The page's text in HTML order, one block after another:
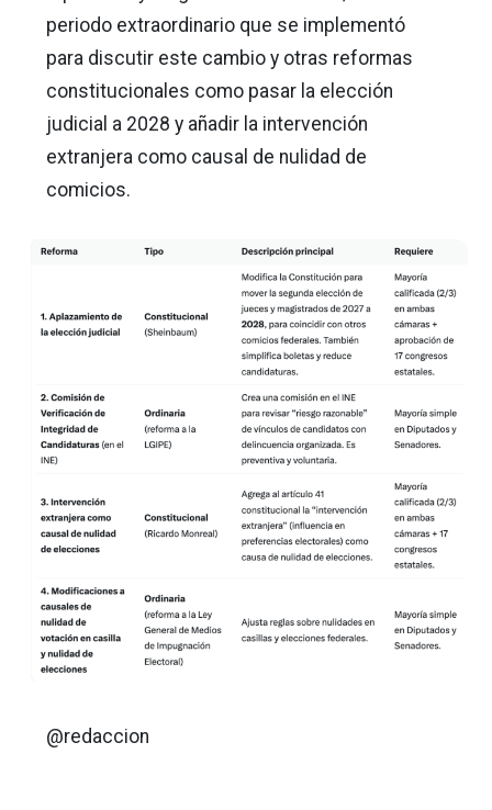
periodo extraordinario que se implementó
para discutir este cambio y otras reformas
constitucionales como pasar la elección
judicial a 2028 y añadir la intervención
extranjera como causal de nulidad de
comicios.
@redaccion